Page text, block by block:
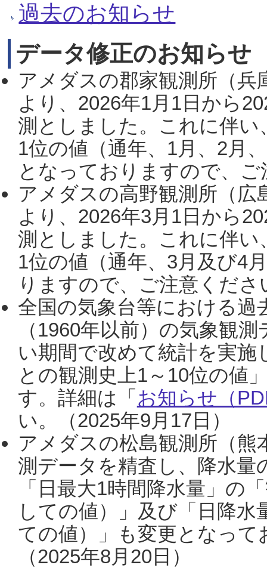
過去のお知らせ
データ修正のお知らせ
アメダスの郡家観測所（
より、2026年1月1日から
測としました。これに伴い
1位の値（通年、1月、2月
となっておりますので、
アメダスの高野観測所（
より、2026年3月1日から
測としました。これに伴い
1位の値（通年、3月及び4
りますので、ご注意くだ
全国の気象台等における過
（1960年以前）の気象観
い期間で改めて統計を実
との観測史上1～10位の値
す。詳細は「 お知らせ（
い。（2025年9月17日）
アメダスの松島観測所（熊
測データを精査し、降水
「日最大1時間降水量」の
しての値）」及び「日降
ての値）」も変更となっ
（2025年8月20日）